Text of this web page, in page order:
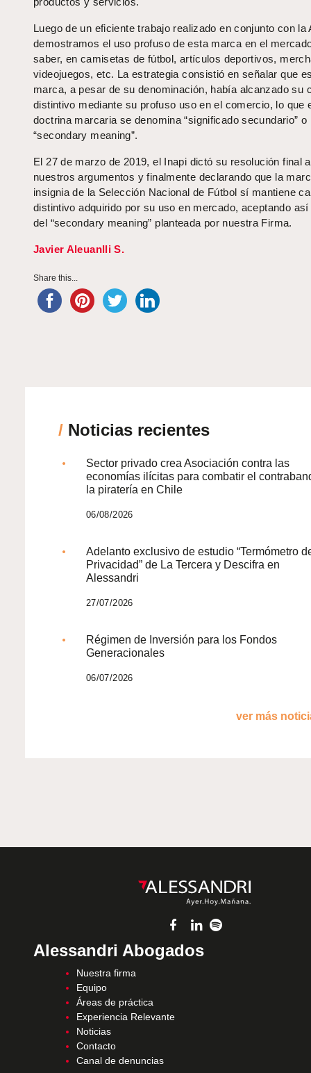
Luego de un eficiente trabajo realizado en conjunto con la
demostramos el uso profuso de esta marca en el
saber, en camisetas de fútbol, artículos deportivos,
videojuegos, etc. La estrategia consistió en señalar que
marca, a pesar de su denominación, había alcanzado su
distintivo mediante su profuso uso en el comercio, lo que
doctrina marcaria se denomina “significado secundario” o
“secondary meaning”.
El 27 de marzo de 2019, el Inapi dictó su resolución final
nuestros argumentos y finalmente declarando que la
insignia de la Selección Nacional de Fútbol sí mantiene
distintivo adquirido por su uso en mercado, aceptando
del “secondary meaning” planteada por nuestra Firma.
Javier Aleuanlli S.
Share this...
/ Noticias recientes
Sector privado crea Asociación contra las
economías ilícitas para combatir el
la piratería en Chile
06/08/2026
Adelanto exclusivo de estudio “Termómetro
Privacidad” de La Tercera y Descifra en
Alessandri
27/07/2026
Régimen de Inversión para los Fondos
Generacionales
06/07/2026
ver más
Alessandri Abogados
Nuestra firma
Equipo
Áreas de práctica
Experiencia Relevante
Noticias
Contacto
Canal de denuncias